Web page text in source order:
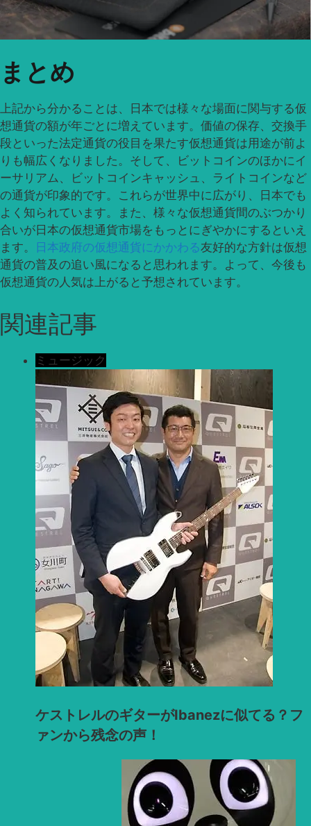
まとめ
上記から分かることは、日本では様々な場面に関与する仮
想通貨の額が年ごとに増えています。価値の保存、交換手
段といった法定通貨の役目を果たす仮想通貨は用途が前よ
りも幅広くなりました。そして、ビットコインのほかにイ
ーサリアム、ビットコインキャッシュ、ライトコインなど
の通貨が印象的です。これらが世界中に広がり、日本でも
よく知られています。また、様々な仮想通貨間のぶつかり
合いが日本の仮想通貨市場をもっとにぎやかにするといえ
ます。
日本政府の仮想通貨にかかわる友好的な方針は仮想
通貨の普及の追い風になると思われます。よって、今後も
仮想通貨の人気は上がると予想されています。
関連記事
ミュージック
ケストレルのギターがIbanezに似てる？フ
ァンから残念の声！